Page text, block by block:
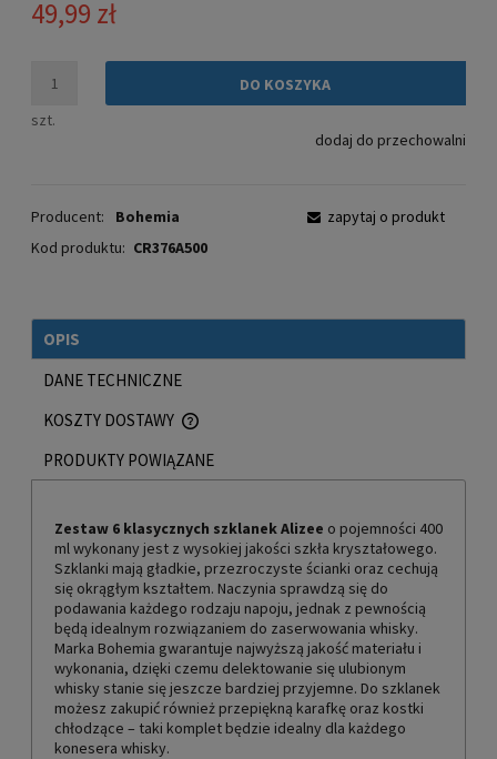
49,99 zł
szt.
DO KOSZYKA
dodaj do przechowalni
Producent:
Bohemia
Kod produktu: CR376A500
zapytaj o produkt
OPIS
DANE TECHNICZNE
KOSZTY DOSTAWY
CENA NIE ZAWIERA EWENTUALNYCH KOSZTÓW PŁATNOŚCI
PRODUKTY POWIĄZANE
Zestaw 6 klasycznych szklanekAlizee o pojemności 400
ml wykonany jest z wysokiej jakości szkła kryształowego.
Szklanki mają gładkie, przezroczyste ścianki oraz cechują
się okrągłym kształtem. Naczynia sprawdzą się do
podawania każdego rodzaju napoju, jednak z pewnością
będą idealnym rozwiązaniem do zaserwowania whisky.
Marka Bohemia gwarantuje najwyższą jakość materiału i
wykonania, dzięki czemu delektowanie się ulubionym
whisky stanie się jeszcze bardziej przyjemne. Do szklanek
możesz zakupić również przepiękną karafkę oraz kostki
chłodzące – taki komplet będzie idealny dla każdego
konesera whisky.